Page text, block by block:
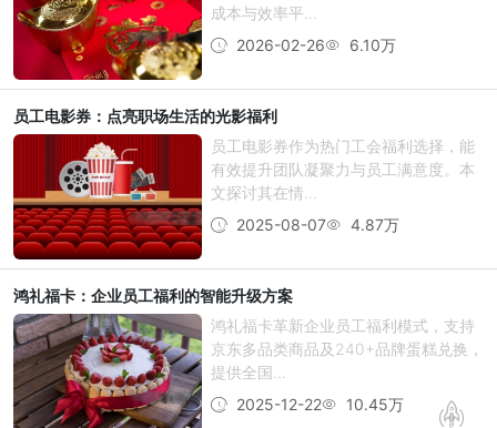
成本与效率平...
2026-02-26
6.10万
员工电影券：点亮职场生活的光影福利
员工电影券作为热门工会福利选择，能
有效提升团队凝聚力与员工满意度。本
文探讨其在情...
2025-08-07
4.87万
鸿礼福卡：企业员工福利的智能升级方案
鸿礼福卡革新企业员工福利模式，支持
京东多品类商品及240+品牌蛋糕兑换，
提供全国...
2025-12-22
10.45万